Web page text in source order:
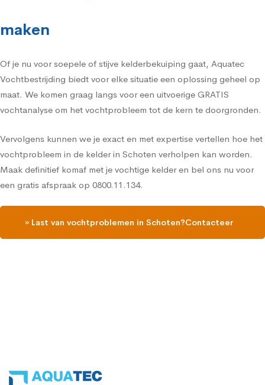
maken
Of je nu voor soepele of stijve kelderbekuiping gaat, Aquatec
Vochtbestrijding biedt voor elke situatie een oplossing geheel op
maat. We komen graag langs voor een uitvoerige GRATIS
vochtanalyse om het vochtprobleem tot de kern te doorgronden.
Vervolgens kunnen we je exact en met expertise vertellen hoe het
vochtprobleem in de kelder in Schoten verholpen kan worden.
Maak definitief komaf met je vochtige kelder en bel ons nu voor
een gratis afspraak op 0800.11.134.
» Last van vochtproblemen in Schoten?Contacteer